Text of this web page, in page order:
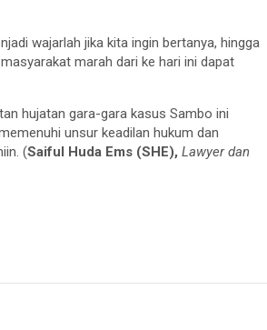
wajarlah jika kita ingin bertanya, hingga
marah dari ke hari ini dapat
hujatan gara-gara kasus Sambo ini
unsur keadilan hukum dan
(Saiful Huda Ems (SHE), Lawyer dan